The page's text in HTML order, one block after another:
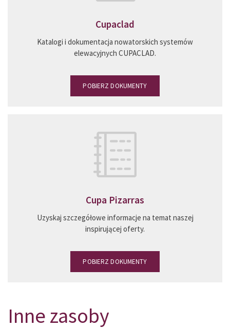
Cupaclad
Katalogi i dokumentacja nowatorskich systemów
elewacyjnych CUPACLAD.
POBIERZ DOKUMENTY
Cupa Pizarras
Uzyskaj szczegółowe informacje na temat naszej
inspirującej oferty.
POBIERZ DOKUMENTY
Inne zasoby